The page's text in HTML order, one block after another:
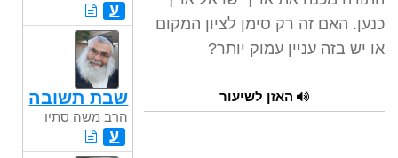
כנען. האם זה רק סימן לציון המקום
או יש בזה עניין עמוק יותר?
האזן לשיעור
ע
שבת תשובה
הרב משה סתיו
ע